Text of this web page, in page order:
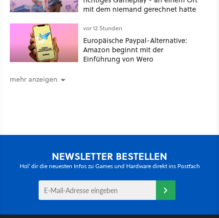
mit dem niemand gerechnet hatte
vor 12 Stunden
Europäische Paypal-Alternative:
Amazon beginnt mit der
Einführung von Wero
mehr anzeigen
NEWSLETTER BESTELLEN
Hol' dir die neuesten Infos zu Games und Hardware direkt ins Postfach